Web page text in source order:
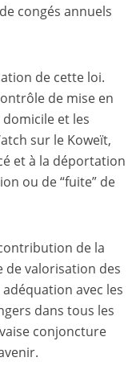
congés annuels
de cette loi.
de mise en
et les
sur le Koweït,
et à la déportation
ou de “fuite” de
de la
de valorisation des
avec les
dans tous les
conjoncture